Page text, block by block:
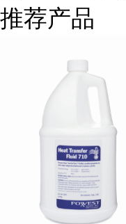
推荐产品